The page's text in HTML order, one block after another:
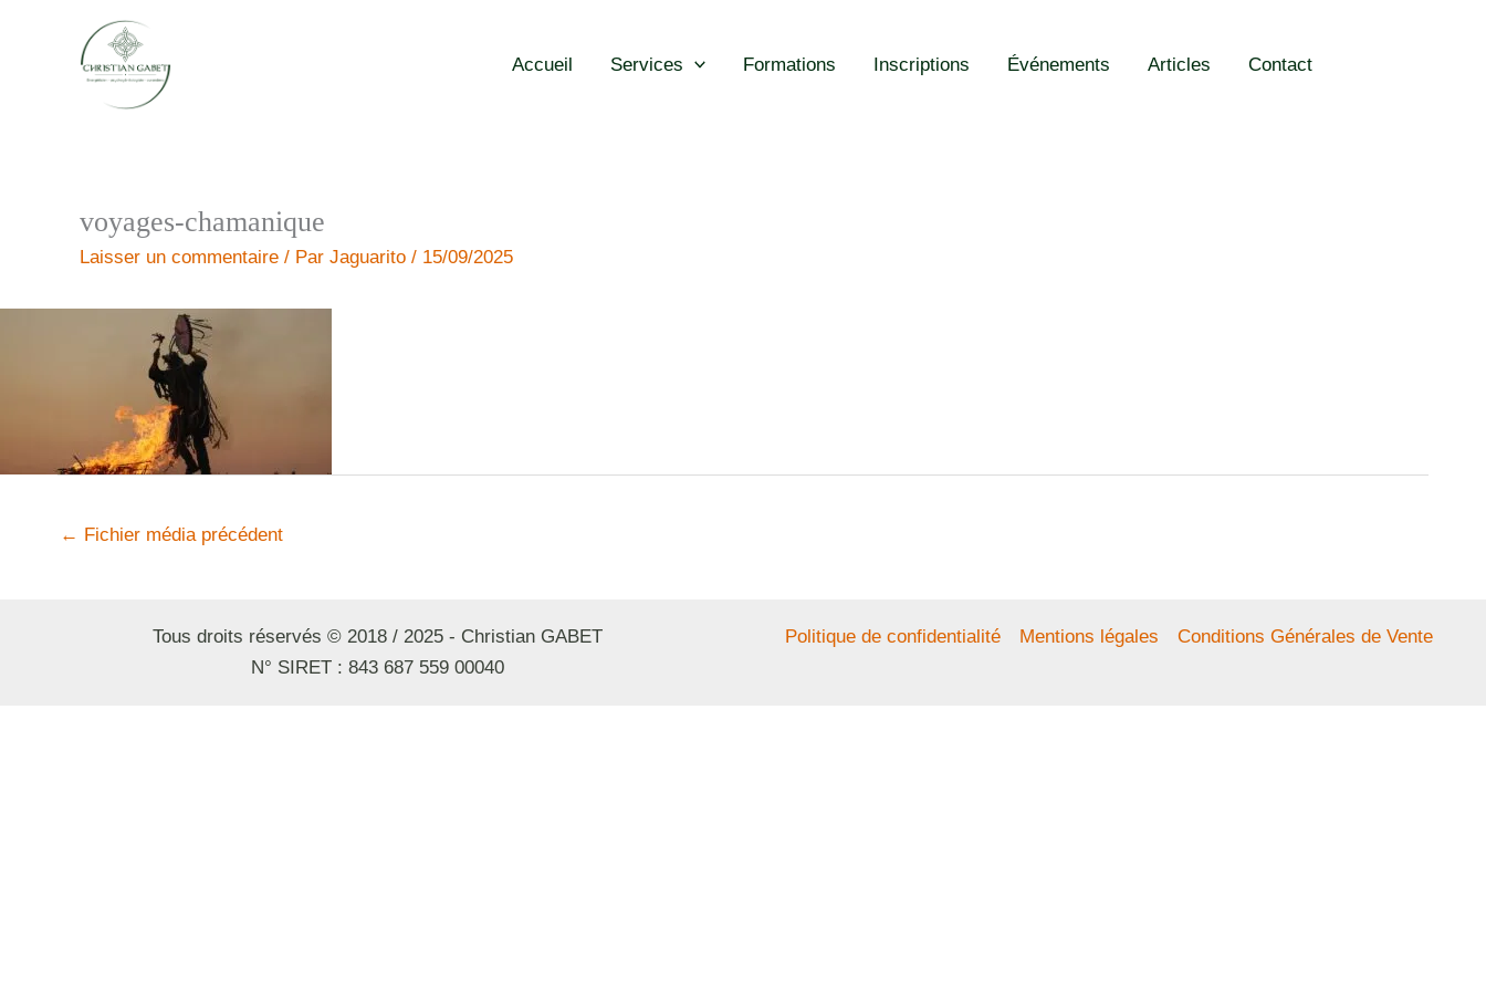
Accueil Services Formations Inscriptions Événements Articles Contact
voyages-chamanique
Laisser un commentaire / Par Jaguarito / 15/09/2025
← Fichier média précédent
Tous droits réservés © 2018 / 2025 - Christian GABET
N° SIRET : 843 687 559 00040
Politique de confidentialité Mentions légales Conditions Générales de Vente